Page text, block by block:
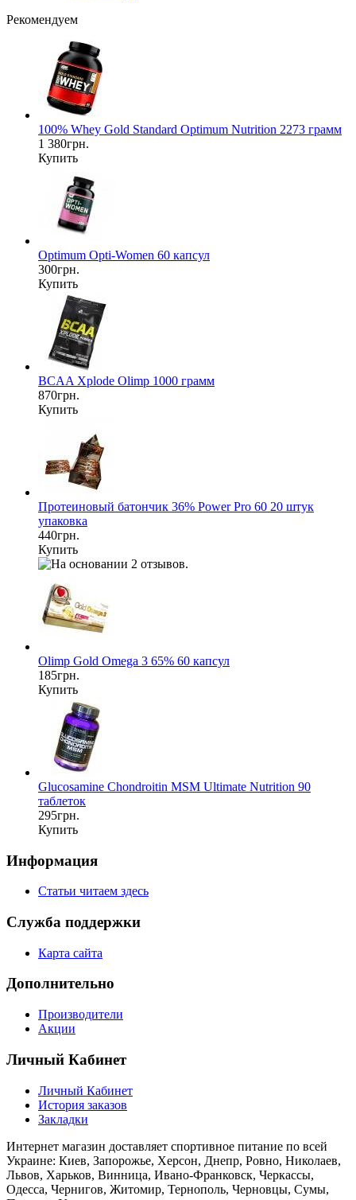
Рекомендуем
100% Whey Gold Standard Optimum Nutrition 2273 грамм
1 380грн.
Купить
Optimum Opti-Women 60 капсул
300грн.
Купить
BCAA Xplode Olimp 1000 грамм
870грн.
Купить
Протеиновый батончик 36% Power Pro 60 20 штук
упаковка
440грн.
Купить
Olimp Gold Omega 3 65% 60 капсул
185грн.
Купить
Glucosamine Chondroitin MSM Ultimate Nutrition 90
таблеток
295грн.
Купить
Информация
Статьи читаем здесь
Служба поддержки
Карта сайта
Дополнительно
Производители
Акции
Личный Кабинет
Личный Кабинет
История заказов
Закладки
Интернет магазин доставляет спортивное питание по всей
Украине: Киев, Запорожье, Херсон, Днепр, Ровно, Николаев,
Львов, Харьков, Винница, Ивано-Франковск, Черкассы,
Одесса, Чернигов, Житомир, Тернополь, Черновцы, Сумы,